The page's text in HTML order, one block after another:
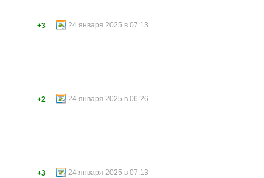
24 января 2025 в 07:13
+3
24 января 2025 в 06:26
+2
24 января 2025 в 07:13
+3